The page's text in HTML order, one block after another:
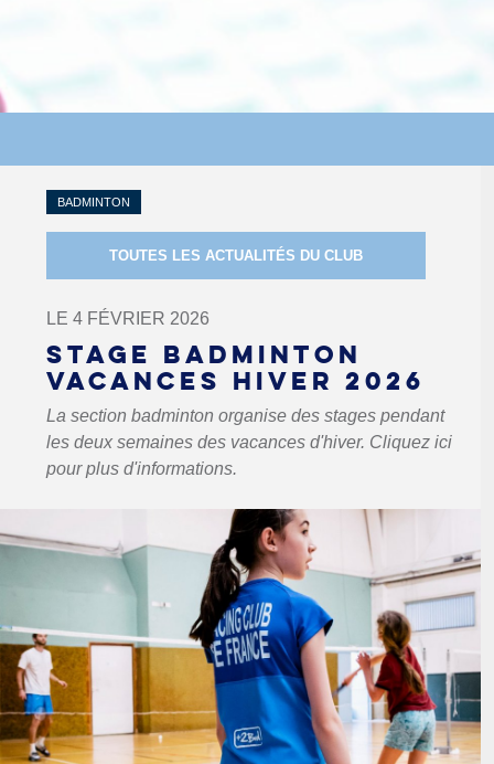
BADMINTON
TOUTES LES ACTUALITÉS DU CLUB
LE 4 FÉVRIER 2026
STAGE BADMINTON
VACANCES HIVER 2026
La section badminton organise des stages pendant
les deux semaines des vacances d'hiver. Cliquez ici
pour plus d'informations.